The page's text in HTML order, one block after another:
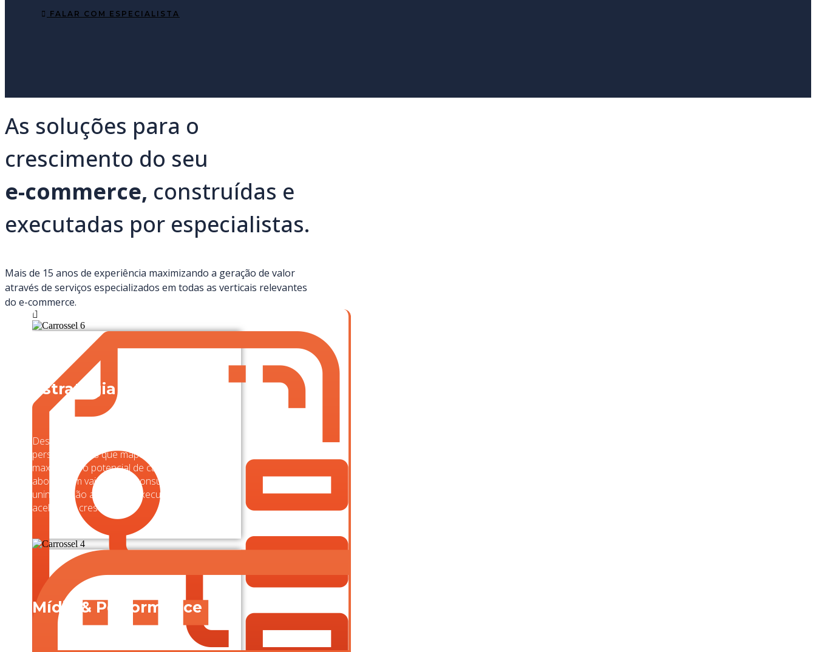
FALAR COM ESPECIALISTA
As soluções para o
crescimento do seu
e-commerce, construídas e
executadas por especialistas.
Mais de 15 anos de experiência maximizando a geração de valor
através de serviços especializados em todas as verticais relevantes
do e-commerce.
Estratégia e Gestão
Desenvolvemos planos estratégicos
personalizados que mapeiam oportunidades e
maximizam o potencial de cada negócio. Nossa
abordagem vai além da consultoria tradicional,
unindo visão analítica e execução prática para
acelerar o crescimento.
Mídia & Performance